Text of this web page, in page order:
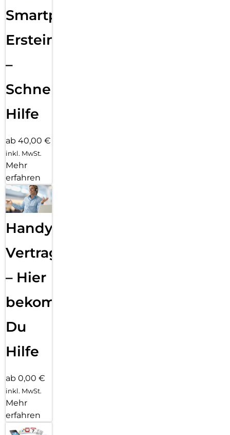
Smartphone
Ersteinrichtung
–
Schnelle
Hilfe
ab 40,00 €
inkl. MwSt.
Mehr
erfahren
Handy
Vertragsabwicklung
– Hier
bekommst
Du
Hilfe
ab 0,00 €
inkl. MwSt.
Mehr
erfahren